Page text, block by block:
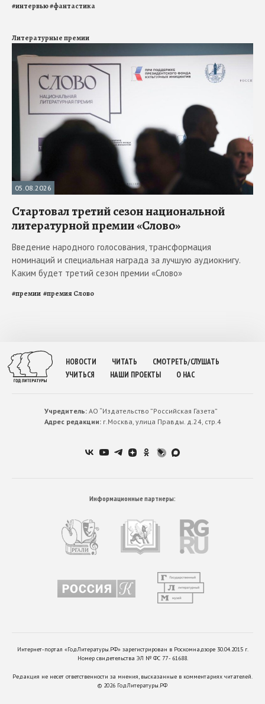
#интервью#фантастика
Литературные премии
05.08.2026
Стартовал третий сезон национальной
литературной премии «Слово»
Введение народного голосования, трансформация
номинаций и специальная награда за лучшую аудиокнигу.
Каким будет третий сезон премии «Слово»
#премии #премия Слово
НОВОСТИ ЧИТАТЬ
СМОТРЕТЬ/СЛУШАТЬ
УЧИТЬСЯ
НАШИ ПРОЕКТЫ О НАС
Учредитель:АО “Издательство ”Российская Газета”
Адрес редакции:г.Москва, улица Правды. д.24, стр.4
Информационные партнеры:
Интернет-портал «ГодЛитературы.РФ» зарегистрирован в Роскомнадзоре 30.04.2015 г.
Номер свидетельства ЭЛ № ФС 77 - 61688.
Редакция не несет ответственности за мнения, высказанные в комментариях читателей.
© 2026 ГодЛитературы.РФ